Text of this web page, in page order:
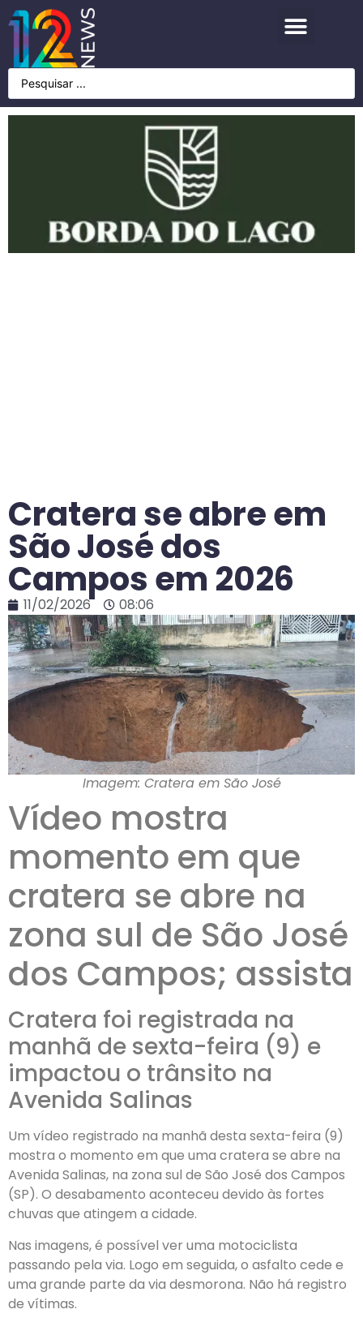
Cratera se abre em
São José dos
Campos em 2026
11/02/2026 08:06
Imagem: Cratera em São José
Vídeo mostra
momento em que
cratera se abre na
zona sul de São José
dos Campos; assista
Cratera foi registrada na
manhã de sexta-feira (9) e
impactou o trânsito na
Avenida Salinas
Um vídeo registrado na manhã desta sexta-feira (9)
mostra o momento em que uma cratera se abre na
Avenida Salinas, na zona sul de São José dos Campos
(SP). O desabamento aconteceu devido às fortes
chuvas que atingem a cidade.
Nas imagens, é possível ver uma motociclista
passando pela via. Logo em seguida, o asfalto cede e
uma grande parte da via desmorona. Não há registro
de vítimas.